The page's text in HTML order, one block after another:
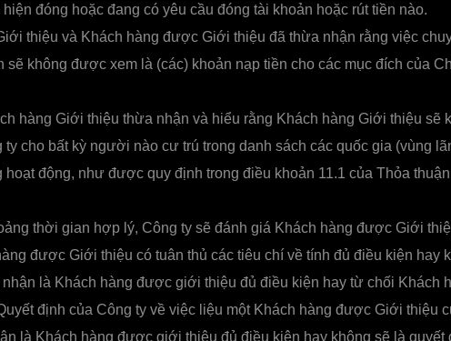
đóng hoặc đang có yêu cầu đóng tài khoản hoặc rút tiền nào.
thiệu và Khách hàng được Giới thiệu đã thừa nhận rằng việc
sẽ không được xem là (các) khoản nạp tiền cho các mục đích của
hàng Giới thiệu thừa nhận và hiểu rằng Khách hàng Giới thiệu sẽ
ty cho bất kỳ người nào cư trú trong danh sách các quốc gia (vùng
hoạt động, như được quy định trong điều khoản 11.1 của Thỏa
thời gian hợp lý, Công ty sẽ đánh giá Khách hàng được Giới
được Giới thiệu có tuân thủ các tiêu chí về tính đủ điều kiện hay
là Khách hàng được giới thiệu đủ điều kiện hay từ chối Khách
định của Công ty về việc liệu một Khách hàng được Giới thiệu
là Khách hàng được giới thiệu đủ điều kiện hay không sẽ là quyết